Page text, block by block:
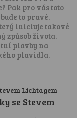
Pak pro vás toto
to pravé.
iniciuje takové
způsob života.
plavby na
plavidla.
se Stevem